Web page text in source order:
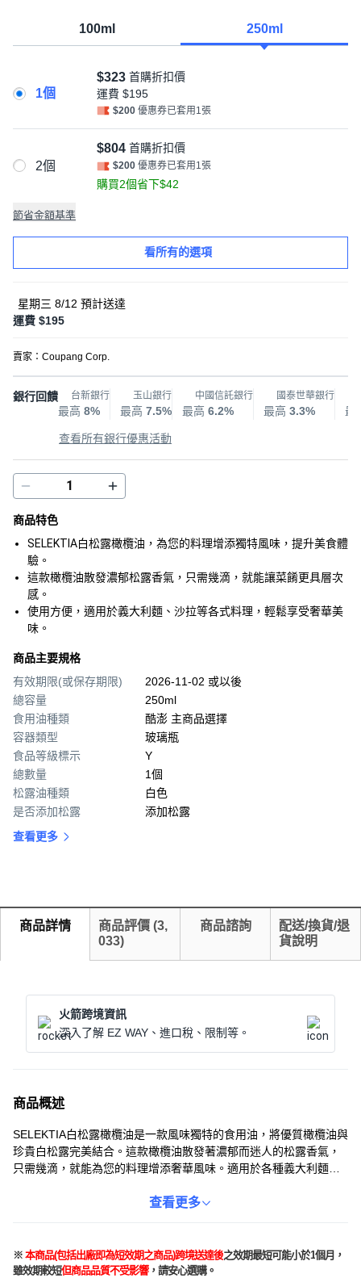
100ml 250ml
1個
$323 首購折扣價
運費 $195
$200 優惠券已套用1張
2個
$804 首購折扣價
$200 優惠券已套用1張
購買2個省下$42
節省金額基準
看所有的選項
星期三 8/12 預計送達
運費 $195
賣家： Coupang Corp.
銀行回饋 台新銀行
最高 8%
玉山銀行
最高 7.5%
中國信託銀行
最高 6.2%
國泰世華銀行
最高 3.3% 最
查看所有銀行優惠活動
商品特色
SELEKTIA白松露橄欖油，為您的料理增添獨特風味，提升美食體
驗。
這款橄欖油散發濃郁松露香氣，只需幾滴，就能讓菜餚更具層次
感。
使用方便，適用於義大利麵、沙拉等各式料理，輕鬆享受奢華美
味。
商品主要規格
有效期限(或保存期限)
2026-11-02 或以後
總容量
250ml
食用油種類
酷澎 主商品選擇
容器類型
玻璃瓶
食品等級標示
Y
總數量
1個
松露油種類
白色
是否添加松露
添加松露
查看更多
商品詳情 商品評價 (3,
033)
商品諮詢
配送/換貨/退
貨說明
火箭跨境資訊
深入了解 EZ WAY、進口稅、限制等。
商品概述
SELEKTIA白松露橄欖油是一款風味獨特的食用油，將優質橄欖油與
珍貴白松露完美結合。這款橄欖油散發著濃郁而迷人的松露香氣，
只需幾滴，就能為您的料理增添奢華風味。適用於各種義大利麵、
殊場合，SELEKTIA白松露橄欖油都能為您帶來非凡的美食體驗。請
查看更多
※ 本商品(包括出廠即為短效期之商品)跨境送達後之效期最短可能小於1個月，
雖效期較短但商品品質不受影響，請安心選購。